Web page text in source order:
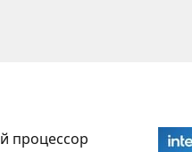
процессор